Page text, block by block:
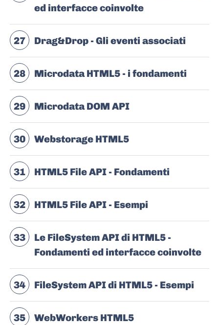
ed interfacce coinvolte
27 Drag&Drop - Gli eventi associati
28 Microdata HTML5 - i fondamenti
29 Microdata DOM API
30 Webstorage HTML5
31 HTML5 File API - Fondamenti
32 HTML5 File API - Esempi
33
Le FileSystem API di HTML5 -
Fondamenti ed interfacce coinvolte
34 FileSystem API di HTML5 - Esempi
35 WebWorkers HTML5